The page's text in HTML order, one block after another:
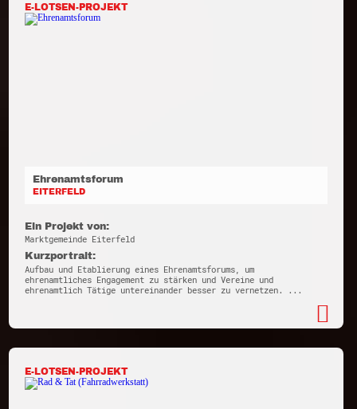
E-LOTSEN-PROJEKT
Ehrenamtsforum
EITERFELD
Ein Projekt von:
Marktgemeinde Eiterfeld
Kurzportrait:
Aufbau und Etablierung eines Ehrenamtsforums, um
ehrenamtliches Engagement zu stärken und Vereine und
ehrenamtlich Tätige untereinander besser zu vernetzen. ...
E-LOTSEN-PROJEKT